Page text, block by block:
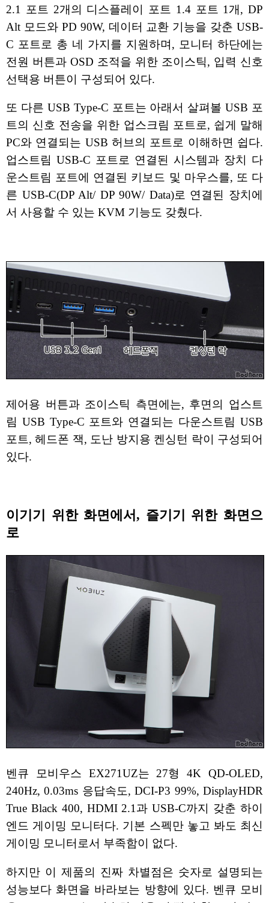
2.1 포트 2개의 디스플레이 포트 1.4 포트 1개, DP
Alt 모드와 PD 90W, 데이터 교환 기능을 갖춘 USB-
C 포트로 총 네 가지를 지원하며, 모니터 하단에는
전원 버튼과 OSD 조적을 위한 조이스틱, 입력 신호
선택용 버튼이 구성되어 있다.
또 다른 USB Type-C 포트는 아래서 살펴볼 USB 포
트의 신호 전송을 위한 업스크림 포트로, 쉽게 말해
PC와 연결되는 USB 허브의 포트로 이해하면 쉽다.
업스트림 USB-C 포트로 연결된 시스템과 장치 다
운스트림 포트에 연결된 키보드 및 마우스를, 또 다
른 USB-C(DP Alt/ DP 90W/ Data)로 연결된 장치에
서 사용할 수 있는 KVM 기능도 갖췄다.
제어용 버튼과 조이스틱 측면에는, 후면의 업스트
림 USB Type-C 포트와 연결되는 다운스트림 USB
포트, 헤드폰 잭, 도난 방지용 켄싱턴 락이 구성되어
있다.
이기기 위한 화면에서, 즐기기 위한 화면으
로
벤큐 모비우스 EX271UZ는 27형 4K QD-OLED,
240Hz, 0.03ms 응답속도, DCI-P3 99%, DisplayHDR
True Black 400, HDMI 2.1과 USB-C까지 갖춘 하이
엔드 게이밍 모니터다. 기본 스펙만 놓고 봐도 최신
게이밍 모니터로서 부족함이 없다.
하지만 이 제품의 진짜 차별점은 숫자로 설명되는
성능보다 화면을 바라보는 방향에 있다. 벤큐 모비